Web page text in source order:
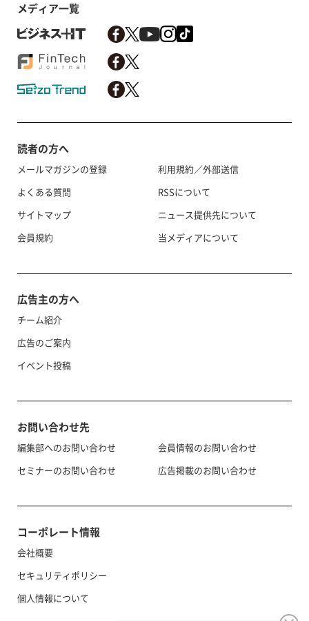
メディア一覧
読者の方へ
メールマガジンの登録
よくある質問
サイトマップ
会員規約
利用規約／外部送信
RSSについて
ニュース提供先について
当メディアについて
広告主の方へ
チーム紹介
広告のご案内
イベント投稿
お問い合わせ先
編集部へのお問い合わせ
セミナーのお問い合わせ
会員情報のお問い合わせ
広告掲載のお問い合わせ
コーポレート情報
会社概要
セキュリティポリシー
個人情報について